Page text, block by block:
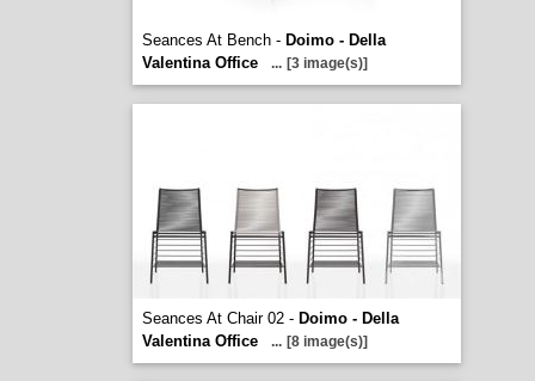
Seances At Bench - Doimo - Della
Valentina Office
... [3 image(s)]
Seances At Chair 02 - Doimo - Della
Valentina Office
... [8 image(s)]